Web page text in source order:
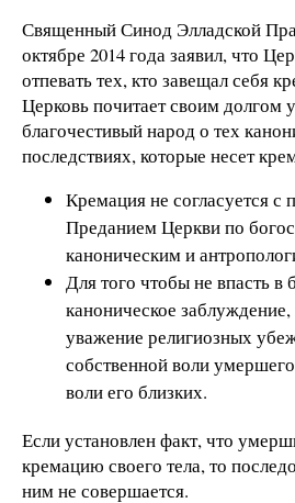
Священный Синод Элладской
октябре 2014 года заявил, что
отпевать тех, кто завещал себя
Церковь почитает своим долгом
благочестивый народ о тех
последствиях, которые несет
Кремация не согласуется с
Преданием Церкви по
каноническим и
Для того чтобы не впасть в
каноническое
уважение религиозных
собственной воли
воли его близких.
Если установлен факт, что
кремацию своего тела, то
ним не совершается.